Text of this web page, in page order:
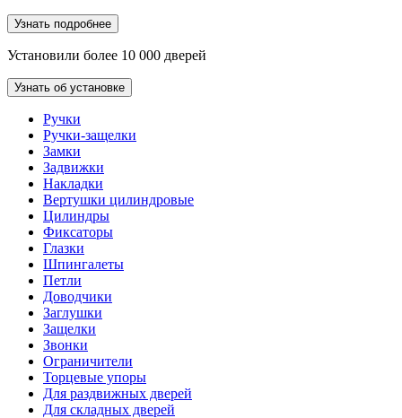
Узнать подробнее
Установили более 10 000 дверей
Узнать об установке
Ручки
Ручки-защелки
Замки
Задвижки
Накладки
Вертушки цилиндровые
Цилиндры
Фиксаторы
Глазки
Шпингалеты
Петли
Доводчики
Заглушки
Защелки
Звонки
Ограничители
Торцевые упоры
Для раздвижных дверей
Для складных дверей